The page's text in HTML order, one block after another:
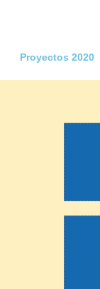
Proyectos 2020